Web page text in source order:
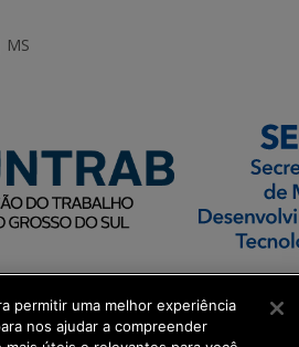
MS
permitir uma melhor experiência
nos ajudar a compreender